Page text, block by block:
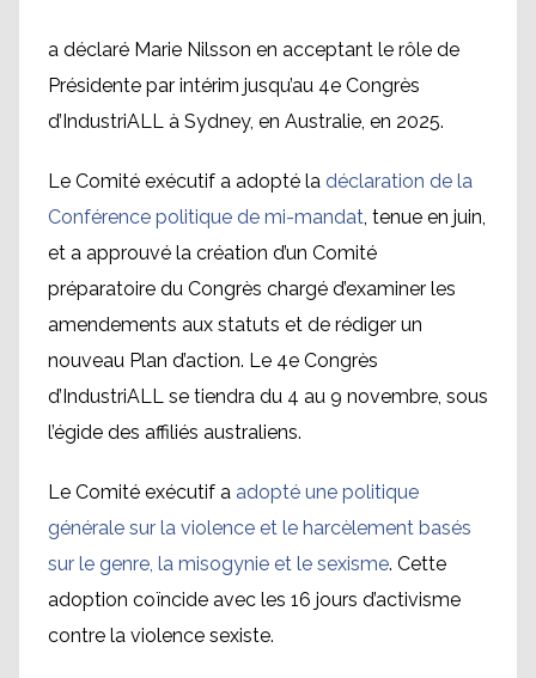
a déclaré Marie Nilsson en acceptant le rôle de
Présidente par intérim jusqu’au 4e Congrès
d’IndustriALL à Sydney, en Australie, en 2025.
Le Comité exécutif a adopté la déclaration de la
Conférence politique de mi-mandat, tenue en juin,
et a approuvé la création d’un Comité
préparatoire du Congrès chargé d’examiner les
amendements aux statuts et de rédiger un
nouveau Plan d’action. Le 4e Congrès
d’IndustriALL se tiendra du 4 au 9 novembre, sous
l’égide des affiliés australiens.
Le Comité exécutif a adopté une politique
générale sur la violence et le harcèlement basés
sur le genre, la misogynie et le sexisme. Cette
adoption coïncide avec les 16 jours d’activisme
contre la violence sexiste.